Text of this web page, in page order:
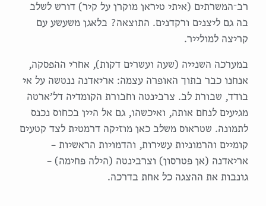
רב־המשרתים (איתי טיראן מוקרן על קיר) דורש לשלב
בה גם ליצנים ורקדנים. התוצאה? בלאגן משעשע עם
קריצה למולייר.
במערכה השנייה (שעה ועשרים דקות), אחרי ההפסקה,
אנחנו כבר בתוך האופרה עצמה: אריאדנה ננטשה על אי
בודד, שבורת לב. צרבינטה וחבורת הקומדיה דל’ארטה
מגיעים לנחם אותה, ואיכשהו, גם אל היין בכחוס נכנס
לתמונה. שטראוס משלב כאן מוזיקה דרמטית לצד קטעים
קומיים והרמוניות עשירות, והדמויות הראשיות –
אריאדנה (אן פטרסון) וצרבינטה (הילה פחימה) –
גונבות את ההצגה כל אחת בדרכה.